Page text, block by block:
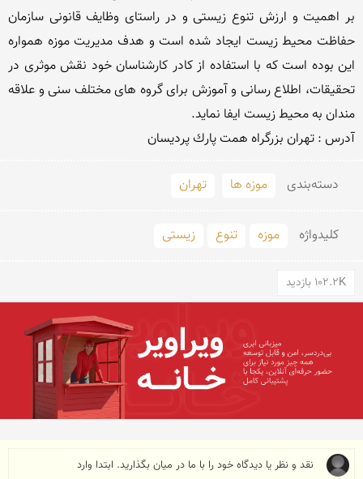
آدرس : تهران بزرگراه همت پارك پردیسان
دسته‌بندی موزه ها تهران
کلید‌واژه موزه تنوع زیستی
102.2K بازدید